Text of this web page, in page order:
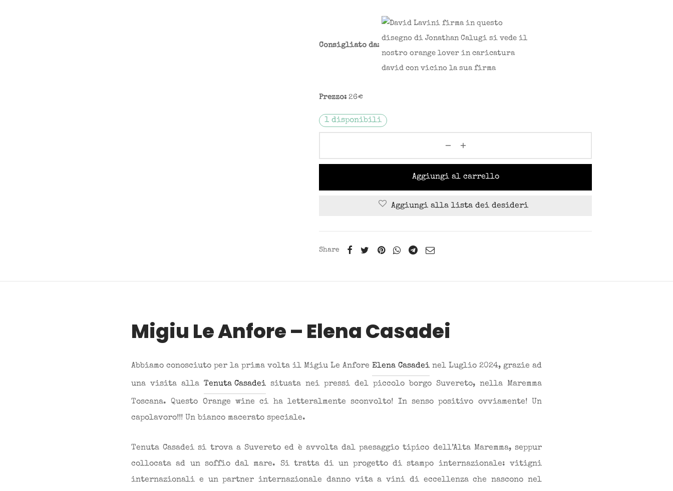
Consigliato da:
Prezzo: 26€
1 disponibili
Aggiungi al carrello
Aggiungi alla lista dei desideri
Share
Migiu Le Anfore – Elena Casadei
Abbiamo conosciuto per la prima volta il Migiu Le Anfore Elena Casadei nel Luglio 2024, grazie ad
una visita alla Tenuta Casadei situata nei pressi del piccolo borgo Suvereto, nella Maremma
Toscana. Questo Orange wine ci ha letteralmente sconvolto! In senso positivo ovviamente! Un
capolavoro!!! Un bianco macerato speciale.
Tenuta Casadei si trova a Suvereto ed è avvolta dal paesaggio tipico dell’Alta Maremma, seppur
collocata ad un soffio dal mare. Si tratta di un progetto di stampo internazionale: vitigni
internazionali e un partner internazionale danno vita a vini di eccellenza che nascono nel